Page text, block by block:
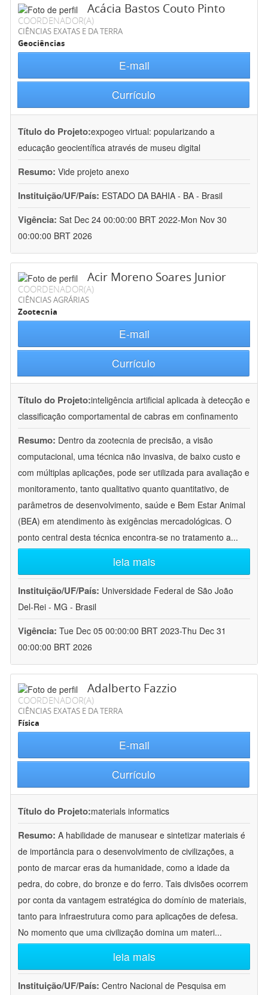
Acácia Bastos Couto Pinto
COORDENADOR(A)
CIÊNCIAS EXATAS E DA TERRA
Geociências
E-mail
Currículo
Título do Projeto:expogeo virtual: popularizando a
educação geocientífica através de museu digital
Resumo: Vide projeto anexo
Instituição/UF/País: ESTADO DA BAHIA - BA - Brasil
Vigência: Sat Dec 24 00:00:00 BRT 2022-Mon Nov 30
00:00:00 BRT 2026
Acir Moreno Soares Junior
COORDENADOR(A)
CIÊNCIAS AGRÁRIAS
Zootecnia
E-mail
Currículo
Título do Projeto:inteligência artificial aplicada à detecção e
classificação comportamental de cabras em confinamento
Resumo: Dentro da zootecnia de precisão, a visão
computacional, uma técnica não invasiva, de baixo custo e
com múltiplas aplicações, pode ser utilizada para avaliação e
monitoramento, tanto qualitativo quanto quantitativo, de
parâmetros de desenvolvimento, saúde e Bem Estar Animal
(BEA) em atendimento às exigências mercadológicas. O
ponto central desta técnica encontra-se no tratamento a...
leia mais
Instituição/UF/País: Universidade Federal de São João
Del-Rei - MG - Brasil
Vigência: Tue Dec 05 00:00:00 BRT 2023-Thu Dec 31
00:00:00 BRT 2026
Adalberto Fazzio
COORDENADOR(A)
CIÊNCIAS EXATAS E DA TERRA
Física
E-mail
Currículo
Título do Projeto:materials informatics
Resumo: A habilidade de manusear e sintetizar materiais é
de importância para o desenvolvimento de civilizações, a
ponto de marcar eras da humanidade, como a idade da
pedra, do cobre, do bronze e do ferro. Tais divisões ocorrem
por conta da vantagem estratégica do domínio de materiais,
tanto para infraestrutura como para aplicações de defesa.
No momento que uma civilização domina um materi...
leia mais
Instituição/UF/País: Centro Nacional de Pesquisa em